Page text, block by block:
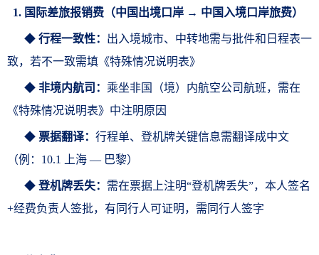
1. 国 际差旅报销费 （中国 出境口岸 → 中国入境口岸旅费）
◆ 行程一致性： 出入境城市、中转地需与批件和日程表一
致，若不一致需填《特殊情况说明表》
◆ 非境内航司： 乘坐非国（境）内航空公司航班，需在
《特殊情况说明表》中注明原因
◆ 票据翻译： 行程单、登机牌关键信息需翻译成中文
（例：10.1 上海 — 巴黎）
◆ 登机牌丢失： 需在票据上注明“登机牌丢失”，本人签名
+经费负责人签批，有同行人可证明，需同行人签字